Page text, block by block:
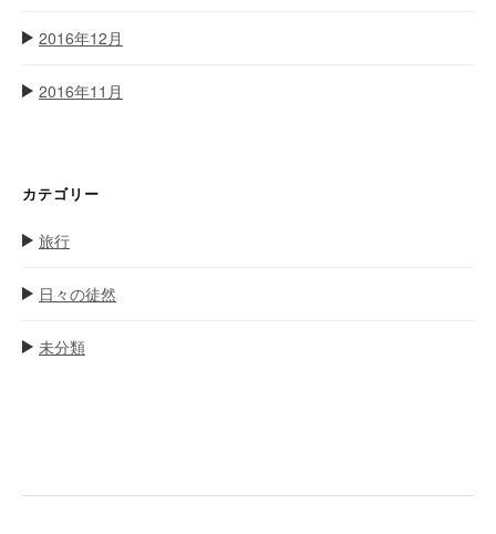
2016年12月
2016年11月
カテゴリー
旅行
日々の徒然
未分類